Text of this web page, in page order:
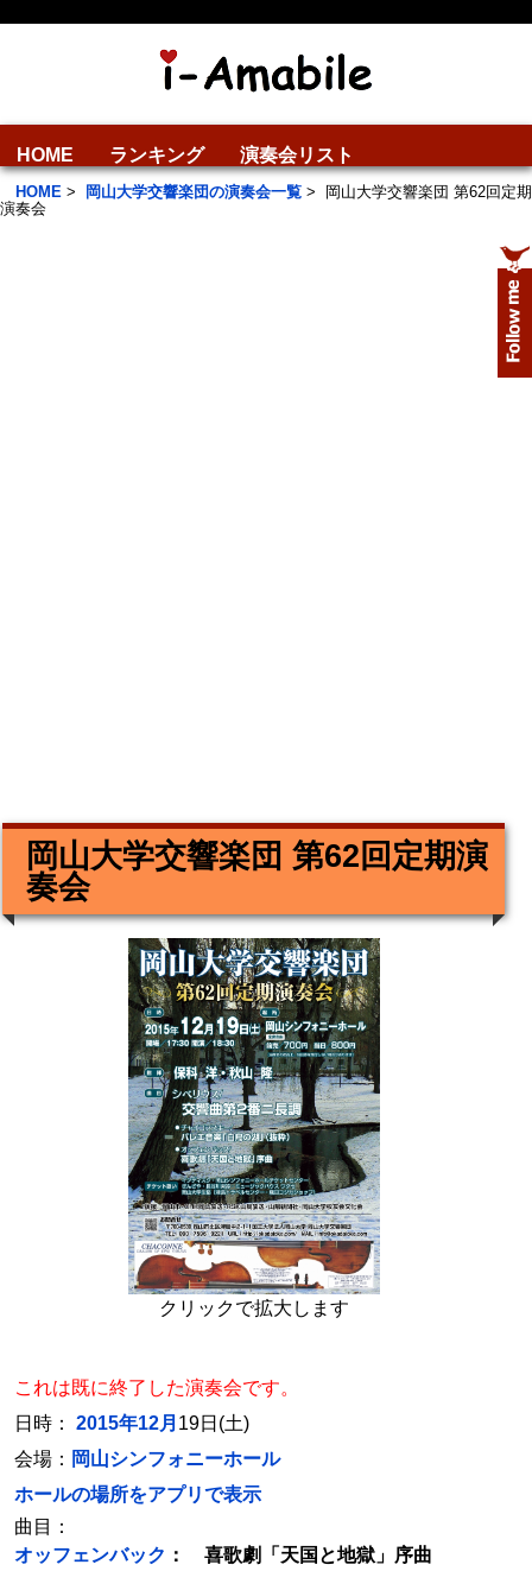
HOME ランキング 演奏会リスト
HOME > 岡山大学交響楽団の演奏会一覧 >
岡山大学交響楽団 第62回定期
演奏会
岡山大学交響楽団 第62回定期演
奏会
クリックで拡大します
これは既に終了した演奏会です。
日時： 2015年12月 19日(土)
会場： 岡山シンフォニーホール
ホールの場所をアプリで表示
曲目：
オッフェンバック ： 喜歌劇「天国と地獄」序曲